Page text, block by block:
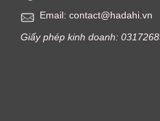
Email: contact@hadahi.vn
Giấy phép kinh doanh: